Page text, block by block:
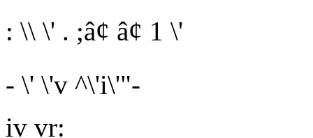
: \\ \' . ;â¢ â¢ 1 \'
- \' \'v ^\'i\'"-
iv vr: